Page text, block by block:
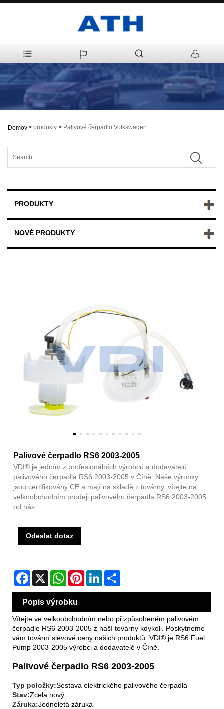
Domov> produkty > Palivové čerpadlo Volkswagen
PRODUKTY
NOVÉ PRODUKTY
Palivové čerpadlo RS6 2003-2005
VDI® je jedním z profesionálních výrobců a dodavatelů
palivového čerpadla RS6 2003-2005 v Číně. Naše výrobky
jsou certifikovány CE a mají na skladě z továrny, vítejte na
velkoobchodním prodeji palivového čerpadla RS6 2003-2005
od nás.
Odeslat dotaz
Facebook
X WhatsAppPinterestLinkedIn
Popis výrobku
Vítejte ve velkoobchodním nebo přizpůsobeném palivovém
čerpadle RS6 2003-2005 z naší továrny kdykoli. Poskytneme
vám tovární slevové ceny našich produktů. VDI® je RS6 Fuel
Pump 2003-2005 výrobci a dodavatelé v Číně.
Palivové čerpadlo RS6 2003-2005
Typ položky:Sestava elektrického palivového čerpadla
Stav:Zcela nový
Záruka:Jednoletá záruka